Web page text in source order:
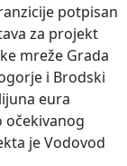
potpisan
za projekt
mreže Grada
i Brodski
eura
očekivanog
je Vodovod